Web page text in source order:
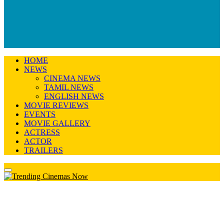
HOME
NEWS
CINEMA NEWS
TAMIL NEWS
ENGLISH NEWS
MOVIE REVIEWS
EVENTS
MOVIE GALLERY
ACTRESS
ACTOR
TRAILERS
Primary
Menu